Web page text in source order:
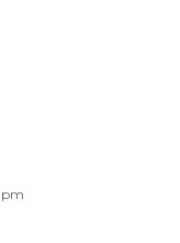
pm